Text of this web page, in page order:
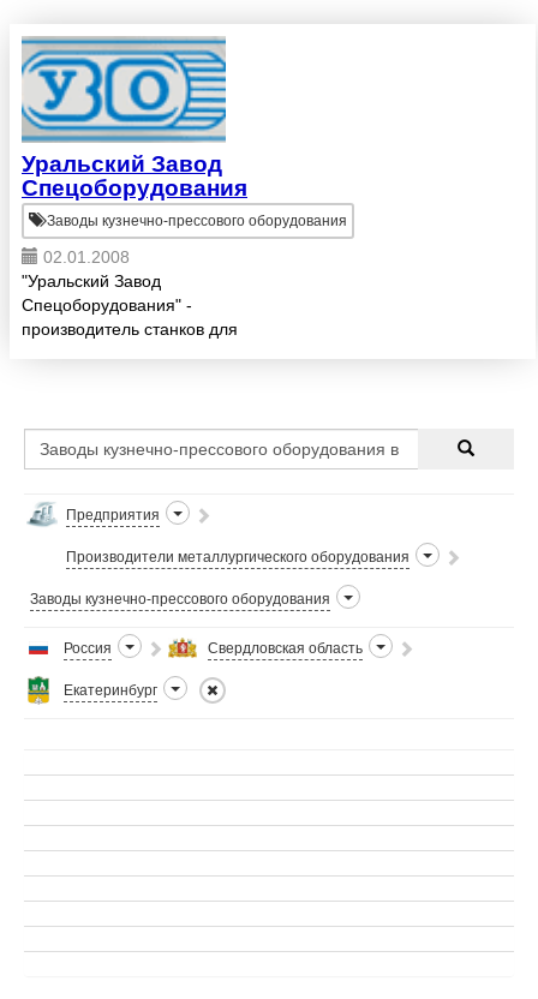
производственн...
Уральский Завод
Спецоборудования
Заводы кузнечно-прессового оборудования
02.01.2008
"Уральский Завод
Спецоборудования" -
производитель станков для
оборудования является высокое
качество и цены ниже импортных
...
Предприятия
Производители металлургического оборудования
Заводы кузнечно-прессового оборудования
Россия Свердловская область
Екатеринбург